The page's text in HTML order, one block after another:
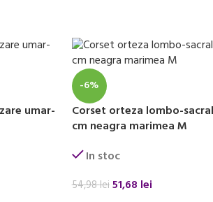
umar-
-6%
Corset orteza lombo-
cm neagra marimea M
In stoc
54,98lei51,68 lei